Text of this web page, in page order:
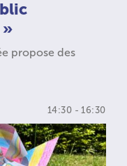
»
propose des
14:30 - 16:30